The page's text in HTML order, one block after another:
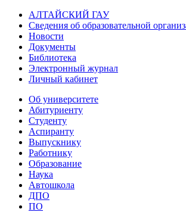
АЛТАЙСКИЙ ГАУ
Сведения об образовательной
Новости
Документы
Библиотека
Электронный журнал
Личный кабинет
Об университете
Абитуриенту
Студенту
Аспиранту
Выпускнику
Работнику
Образование
Наука
Автошкола
ДПО
ПО